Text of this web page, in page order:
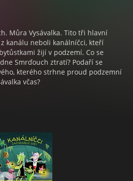
Můra Vysávalka. Tito tři hlavní
kanálu neboli kanálníčci, kteří
žijí v podzemí. Co se
Smrďouch ztratí? Podaří se
kterého strhne proud podzemní
včas?